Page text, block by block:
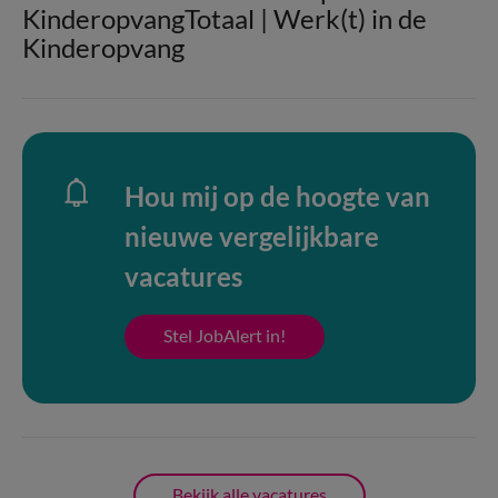
KinderopvangTotaal | Werk(t) in de
Kinderopvang
Hou mij op de hoogte van
nieuwe vergelijkbare
vacatures
Stel JobAlert in!